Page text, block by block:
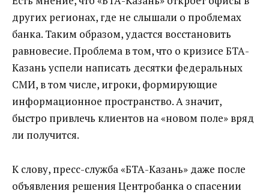
других регионах, где не слышали о проблемах
банка. Таким образом, удастся восстановить
равновесие. Проблема в том, что о кризисе БТА-
Казань успели написать десятки федеральных
СМИ, в том числе, игроки, формирующие
информационное пространство. А значит,
быстро привлечь клиентов на «новом поле» вряд
ли получится.
К слову, пресс-служба «БТА-Казань» даже после
объявления решения Центробанка о спасении